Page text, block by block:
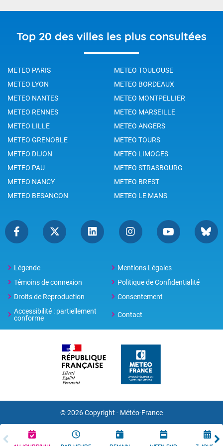
Top 20 des villes les plus consultées
METEO PARIS
METEO TOULOUSE
METEO LYON
METEO BORDEAUX
METEO NANTES
METEO MONTPELLIER
METEO RENNES
METEO MARSEILLE
METEO LILLE
METEO ANGERS
METEO GRENOBLE
METEO TOURS
METEO DIJON
METEO LIMOGES
METEO PAU
METEO STRASBOURG
METEO NANCY
METEO BREST
METEO BESANCON
METEO LE MANS
Légende
Mentions Légales
Témoins de connexion
Politique de Confidentialité
Droits de Reproduction
Consentement
Accessibilité : partiellement
conforme
Contact
© 2026 Copyright - Météo-France